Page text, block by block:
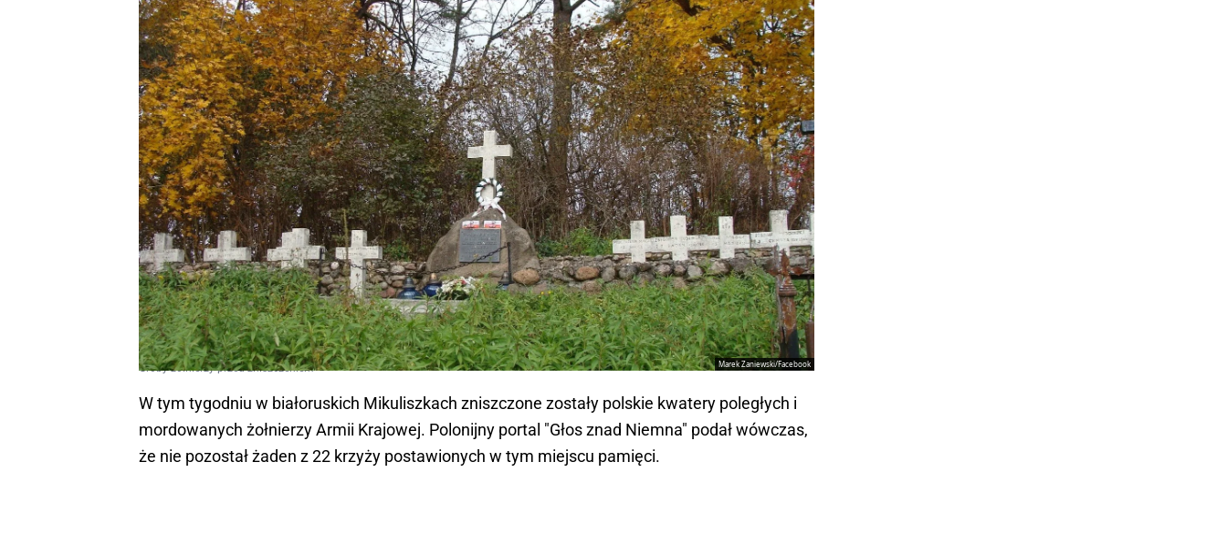
Marek Zaniewski/Facebook
Groby żołnierzy przed zniszczeniem
W tym tygodniu w białoruskich Mikuliszkach zniszczone zostały polskie kwatery poległych i
mordowanych żołnierzy Armii Krajowej. Polonijny portal "Głos znad Niemna" podał wówczas,
że nie pozostał żaden z 22 krzyży postawionych w tym miejscu pamięci.